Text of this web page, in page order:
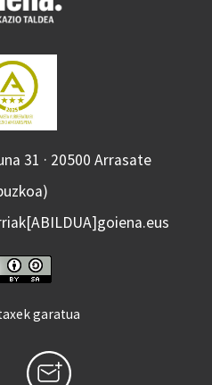
31 · 20500 Arrasate
garatua